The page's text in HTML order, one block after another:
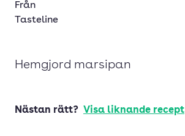
Från
Tasteline
Hemgjord marsipan
Nästan rätt? Visa liknande recept